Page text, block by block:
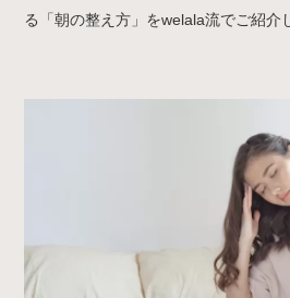
る「朝の整え方」をwelala流でご紹介